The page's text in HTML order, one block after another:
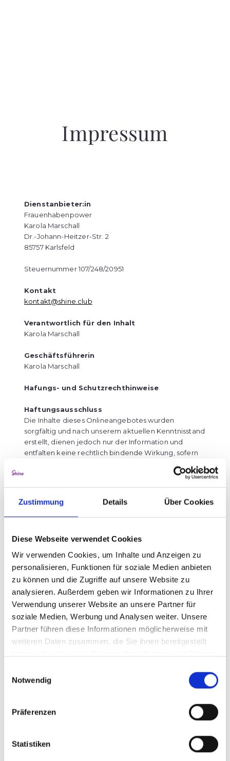
Zustimmung Details Über Cookies
Diese Webseite verwendet Cookies
Wir verwenden Cookies, um Inhalte und Anzeigen zu
personalisieren, Funktionen für soziale Medien anbieten
zu können und die Zugriffe auf unsere Website zu
analysieren. Außerdem geben wir Informationen zu Ihrer
Verwendung unserer Website an unsere Partner für
soziale Medien, Werbung und Analysen weiter. Unsere
Partner führen diese Informationen möglicherweise mit
weiteren Daten zusammen, die Sie ihnen bereitgestellt
Notwendig
Präferenzen
Statistiken
Impressum
Dienstanbieter:in
Frauenhabenpower
Karola Marschall
Dr.-Johann-Heitzer-Str. 2
85757 Karlsfeld
Steuernummer 107/248/20951
Kontakt
kontakt@shine.club
Verantwortlich für den Inhalt
Karola Marschall
Geschäftsführerin
Karola Marschall
Hafungs- und Schutzrechthinweise
Haftungsausschluss
Die Inhalte dieses Onlineangebotes wurden
sorgfältig und nach unserem aktuellen Kenntnisstand
erstellt, dienen jedoch nur der Information und
entfalten keine rechtlich bindende Wirkung, sofern
Belehrungen von Verbraucherinnen & Verbrauchern)
handelt. Wir behalten uns vor, die Inhalte vollständig
oder teilweise zu ändern oder zu löschen, soweit
Angebote sind freibleibend und unverbindlich.
Links auf fremde Webseiten
Die Inhalte fremder Webseiten, auf die wir direkt
oder indirekt verweisen, liegen außerhalb unseres
Verantwortungsbereiches und wir machen sie uns
nicht zu Eigen. Für alle Inhalte und Nachteile, die aus
der Nutzung der in den verlinkten Webseiten
aufrufbaren Informationen entstehen, übernehmen
Urheberrechte und Markenrechte
Texte, Fotografien, Grafiken, Marken und
geschützt. Die Verwendung, Vervielfältigung usw.
unterliegen unseren Rechten oder den Rechten der